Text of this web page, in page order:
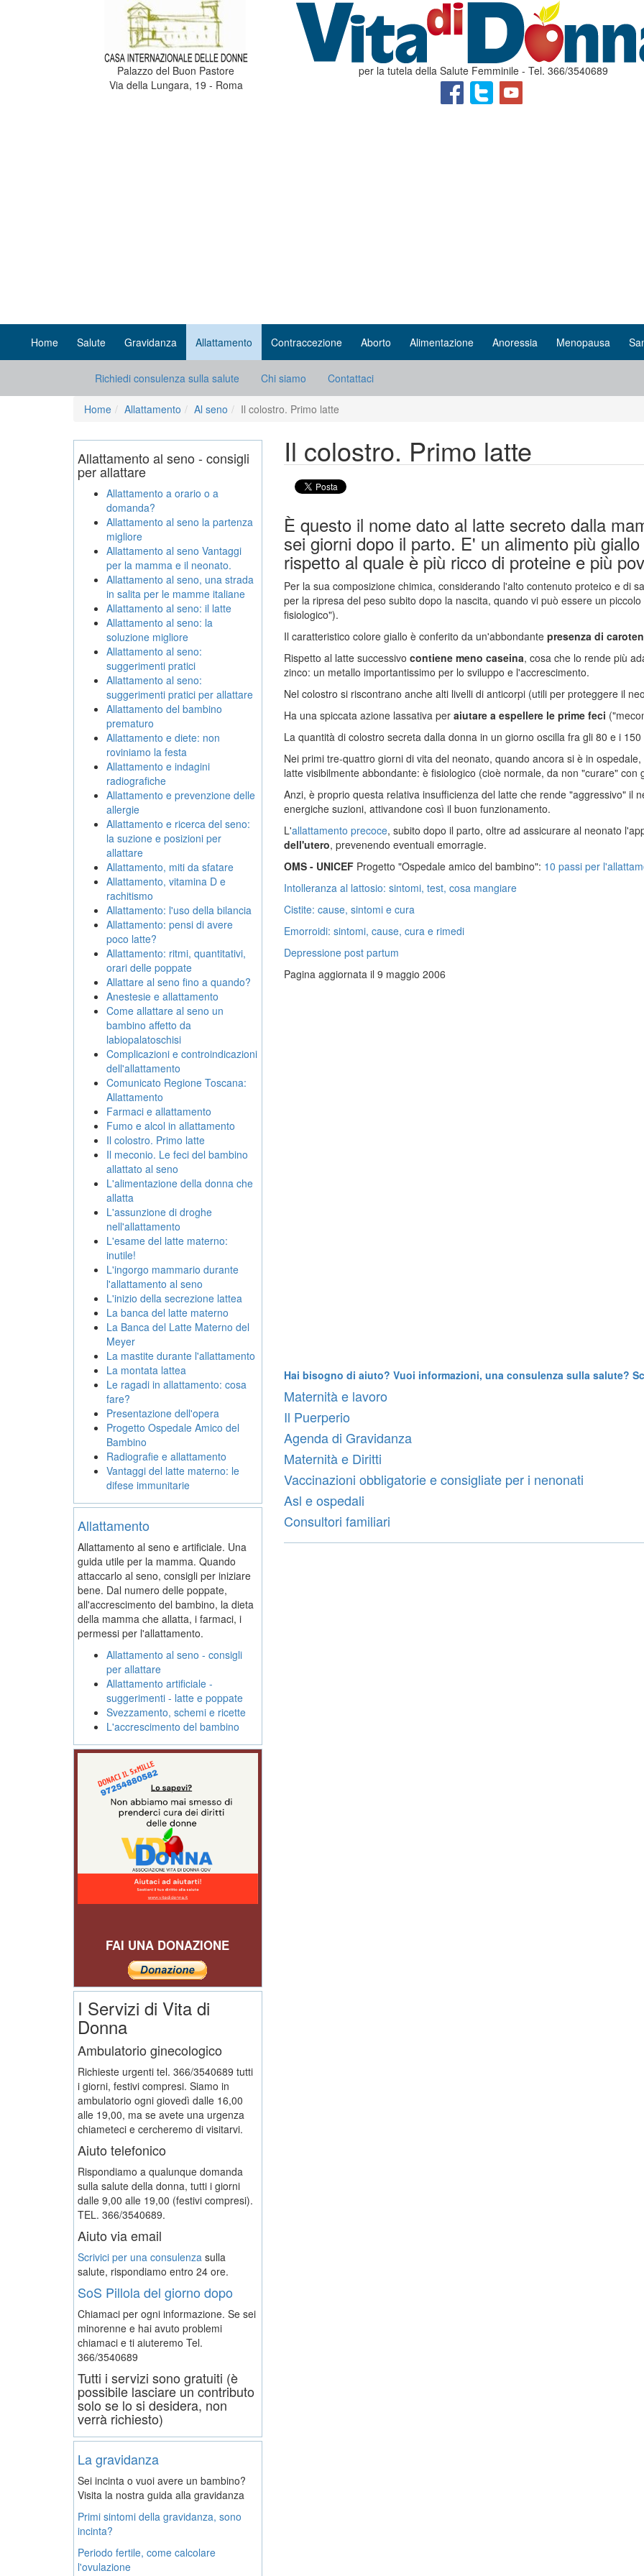
Palazzo del Buon Pastore
Via della Lungara, 19 - Roma
per la tutela della Salute Femminile - Tel. 366/3540689
Home Salute Gravidanza Allattamento Contraccezione Aborto Alimentazione Anoressia Menopausa
Richiedi consulenza sulla salute Chi siamo Contattaci
Home Allattamento Al seno Il colostro. Primo latte
Il colostro. Primo latte
È questo il nome dato al latte secreto dalla
sei giorni dopo il parto. E' un alimento più
rispetto al quale è più ricco di proteine e più
Per la sua composizione chimica, considerando l'alto contenuto proteico e di
per la ripresa del peso subito dopo la nascita, quando vi può essere un
fisiologico").
Il caratteristico colore giallo è conferito da un'abbondante presenza di
Rispetto al latte successivo contiene meno caseina, cosa che lo rende più
zinco: un metallo importantissimo per lo sviluppo e l'accrescimento.
Nel colostro si riscontrano anche alti livelli di anticorpi (utili per proteggere il
Ha una spiccata azione lassativa per aiutare a espellere le prime feci
La quantità di colostro secreta dalla donna in un giorno oscilla fra gli 80 e i 150
Nei primi tre-quattro giorni di vita del neonato, quando ancora si è in
latte visibilmente abbondante: è fisiologico (cioè normale, da non "curare"
Anzi, è proprio questa relativa insufficienza del latte che rende "aggressivo" il
energiche suzioni, attivandone così il buon funzionamento.
L'allattamento precoce, subito dopo il parto, oltre ad assicurare al neonato
dell'utero, prevenendo eventuali emorragie.
OMS - UNICEF Progetto "Ospedale amico del bambino": 10 passi per
Intolleranza al lattosio: sintomi, test, cosa mangiare
Cistite: cause, sintomi e cura
Emorroidi: sintomi, cause, cura e rimedi
Depressione post partum
Pagina aggiornata il 9 maggio 2006
Hai bisogno di aiuto? Vuoi informazioni, una consulenza sulla salute?
Maternità e lavoro
Il Puerperio
Agenda di Gravidanza
Maternità e Diritti
Vaccinazioni obbligatorie e consigliate per i nenonati
Asl e ospedali
Consultori familiari
Allattamento al seno - consigli
per allattare
Allattamento a orario o a
domanda?
Allattamento al seno la partenza
migliore
Allattamento al seno Vantaggi
per la mamma e il neonato.
Allattamento al seno, una strada
in salita per le mamme italiane
Allattamento al seno: il latte
Allattamento al seno: la
soluzione migliore
Allattamento al seno:
suggerimenti pratici
Allattamento al seno:
suggerimenti pratici per allattare
Allattamento del bambino
prematuro
Allattamento e diete: non
roviniamo la festa
Allattamento e indagini
radiografiche
Allattamento e prevenzione delle
allergie
Allattamento e ricerca del seno:
la suzione e posizioni per
allattare
Allattamento, miti da sfatare
Allattamento, vitamina D e
rachitismo
Allattamento: l'uso della bilancia
Allattamento: pensi di avere
poco latte?
Allattamento: ritmi, quantitativi,
orari delle poppate
Allattare al seno fino a quando?
Anestesie e allattamento
Come allattare al seno un
bambino affetto da
labiopalatoschisi
Complicazioni e controindicazioni
dell'allattamento
Comunicato Regione Toscana:
Allattamento
Farmaci e allattamento
Fumo e alcol in allattamento
Il colostro. Primo latte
Il meconio. Le feci del bambino
allattato al seno
L'alimentazione della donna che
allatta
L'assunzione di droghe
nell'allattamento
L'esame del latte materno:
inutile!
L'ingorgo mammario durante
l'allattamento al seno
L'inizio della secrezione lattea
La banca del latte materno
La Banca del Latte Materno del
Meyer
La mastite durante l'allattamento
La montata lattea
Le ragadi in allattamento: cosa
fare?
Presentazione dell'opera
Progetto Ospedale Amico del
Bambino
Radiografie e allattamento
Vantaggi del latte materno: le
difese immunitarie
Allattamento
Allattamento al seno e artificiale. Una
guida utile per la mamma. Quando
attaccarlo al seno, consigli per iniziare
bene. Dal numero delle poppate,
all'accrescimento del bambino, la dieta
della mamma che allatta, i farmaci, i
permessi per l'allattamento.
Allattamento al seno - consigli
per allattare
Allattamento artificiale -
suggerimenti - latte e poppate
Svezzamento, schemi e ricette
L'accrescimento del bambino
FAI UNA DONAZIONE
I Servizi di Vita di
Donna
Ambulatorio ginecologico
Richieste urgenti tel. 366/3540689 tutti
i giorni, festivi compresi. Siamo in
ambulatorio ogni giovedì dalle 16,00
alle 19,00, ma se avete una urgenza
chiameteci e cercheremo di visitarvi.
Aiuto telefonico
Rispondiamo a qualunque domanda
sulla salute della donna, tutti i giorni
dalle 9,00 alle 19,00 (festivi compresi).
TEL. 366/3540689.
Aiuto via email
Scrivici per una consulenza sulla
salute, rispondiamo entro 24 ore.
SoS Pillola del giorno dopo
Chiamaci per ogni informazione. Se sei
minorenne e hai avuto problemi
chiamaci e ti aiuteremo Tel.
366/3540689
Tutti i servizi sono gratuiti (è
possibile lasciare un contributo
solo se lo si desidera, non
verrà richiesto)
La gravidanza
Sei incinta o vuoi avere un bambino?
Visita la nostra guida alla gravidanza
Primi sintomi della gravidanza, sono
incinta?
Periodo fertile, come calcolare
l'ovulazione